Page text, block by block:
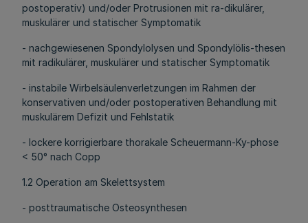
postoperativ) und/oder Protrusionen mit ra-dikulärer,
muskulärer und statischer Symptomatik
- nachgewiesenen Spondylolysen und Spondylölis-thesen
mit radikulärer, muskulärer und statischer Symptomatik
- instabile Wirbelsäulenverletzungen im Rahmen der
konservativen und/oder postoperativen Behandlung mit
muskulärem Defizit und Fehlstatik
- lockere korrigierbare thorakale Scheuermann-Ky-phose
< 50° nach Copp
1.2 Operation am Skelettsystem
- posttraumatische Osteosynthesen